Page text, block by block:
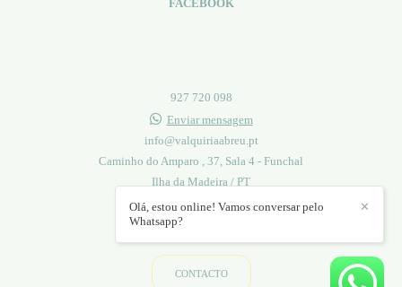
FACEBOOK
927 720 098
Enviar mensagem
info@valquiriaabreu.pt
Caminho do Amparo , 37, Sala 4 - Funchal
Ilha da Madeira / PT
CONTACTO
✕
Olá, estou online! Vamos conversar pelo
Whatsapp?